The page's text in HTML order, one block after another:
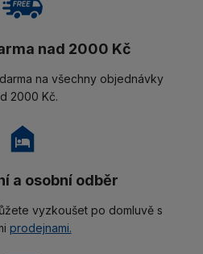
nad 2000 Kč
na všechny objednávky
2000 Kč.
a osobní odběr
vyzkoušet po domluvě s
prodejnami.